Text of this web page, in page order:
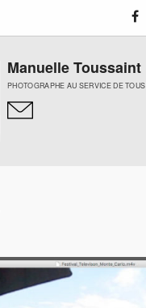
Manuelle Toussaint
PHOTOGRAPHE AU SERVICE DE TOUS